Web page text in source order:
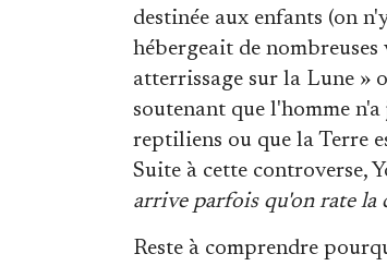
destinée aux enfants (on
hébergeait de
atterrissage sur la Lune »
soutenant que l'homme
reptiliens ou que la Terre
Suite à cette controverse,
arrive parfois qu'on rate la
Reste à comprendre